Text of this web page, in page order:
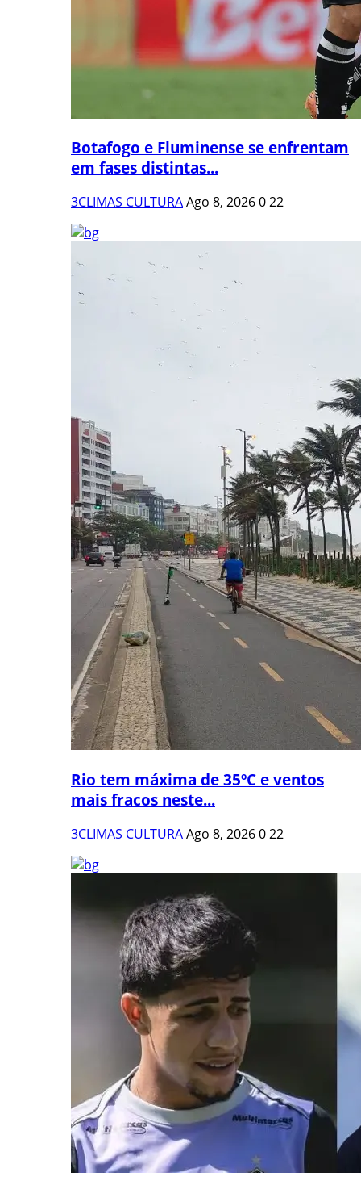
Botafogo e Fluminense se enfrentam
em fases distintas...
3CLIMAS CULTURAAgo 8, 2026022
Rio tem máxima de 35ºC e ventos
mais fracos neste...
3CLIMAS CULTURAAgo 8, 2026022